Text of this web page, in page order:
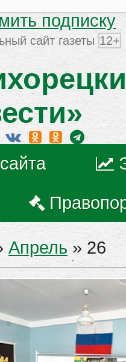
подписку
сайт газеты 12+
Апрель » 26